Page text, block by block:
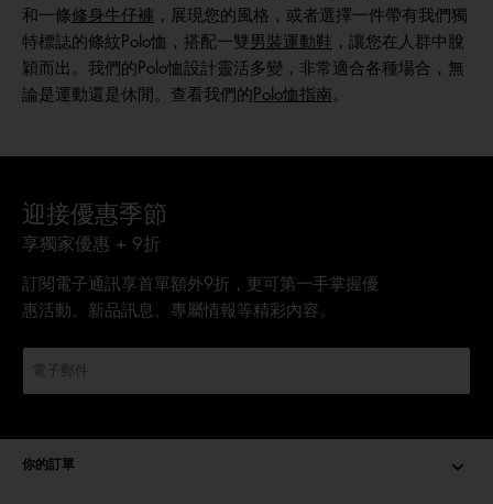
和一條修身牛仔褲 ，展現您的風格，或者選擇一件帶有我們獨
特標誌的條紋Polo恤，搭配一雙 男裝運動鞋 ，讓您在人群中脫
穎而出。我們的Polo恤設計靈活多變，非常適合各種場合，無
論是運動還是休閒。查看我們的 Polo恤指南 。
迎接優惠季節
享獨家優惠 + 9折
訂閱電子通訊享首單額外9折，更可第一手掌握優
惠活動、新品訊息、專屬情報等精彩內容。
你的訂單